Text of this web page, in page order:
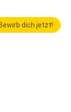
dich jetzt!